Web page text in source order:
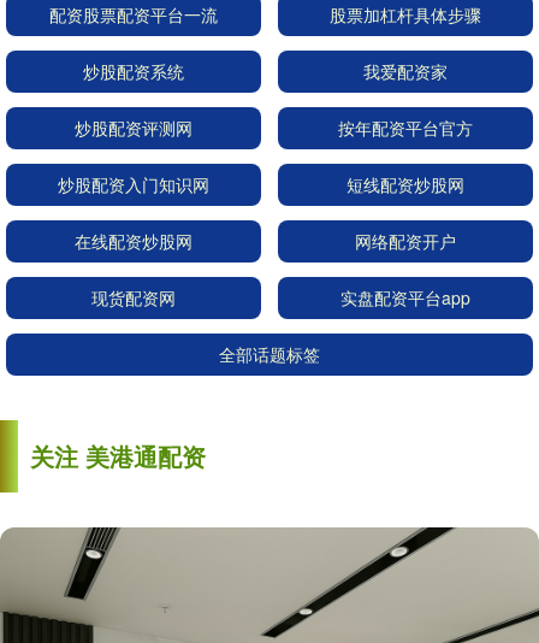
配资股票配资平台一流 股票加杠杆具体步骤
炒股配资系统 我爱配资家
炒股配资评测网 按年配资平台官方
炒股配资入门知识网 短线配资炒股网
在线配资炒股网 网络配资开户
现货配资网 实盘配资平台app
全部话题标签
关注 美港通配资